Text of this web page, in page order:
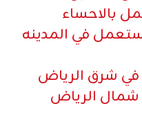
بالاحساء
في المدينه
في شرق الرياض
شمال الرياض